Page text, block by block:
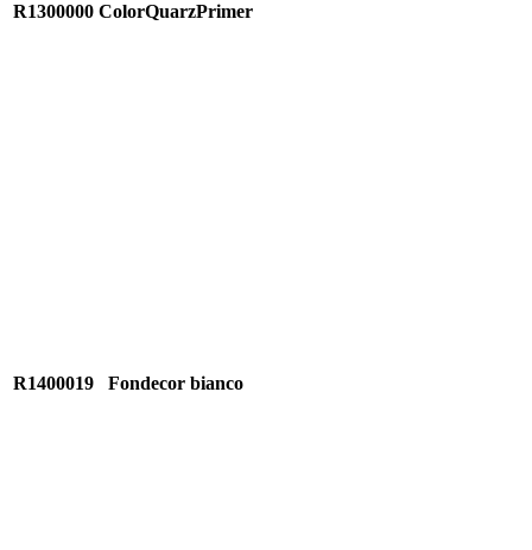
R1300000 ColorQuarzPrimer
R1400019 Fondecor bianco